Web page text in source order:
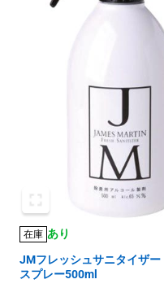
在庫 あり
JMフレッシュサニタイザー
スプレー500ml